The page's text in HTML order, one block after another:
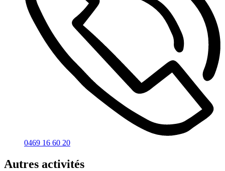
0469 16 60 20
Autres activités